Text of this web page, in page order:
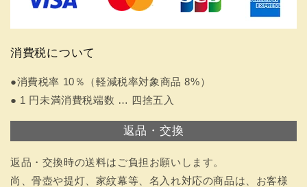
消費税について
●消費税率 10％（軽減税率対象商品 8%）
● 1 円未満消費税端数 … 四捨五入
返品・交換
返品・交換時の送料はご負担お願いします。
尚、骨壺や提灯、家紋幕等、名入れ対応の商品は、お客様